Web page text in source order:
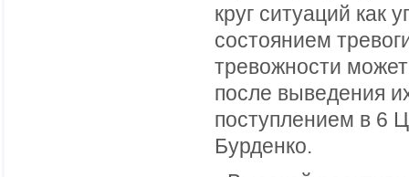
круг ситуаций как
состоянием
тревожности
после выведения
поступлением в 6
Бурденко.